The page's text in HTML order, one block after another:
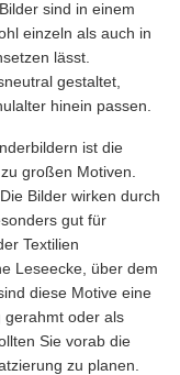
sind in einem
einzeln als auch in
lässt.
gestaltet,
hinein passen.
ist die
großen Motiven.
Bilder wirken durch
gut für
Textilien
Leseecke, über dem
diese Motive eine
gerahmt oder als
Sie vorab die
zu planen.